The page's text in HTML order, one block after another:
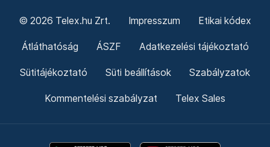
© 2026 Telex.hu Zrt. Impresszum Etikai kódex
Átláthatóság ÁSZF Adatkezelési tájékoztató
Sütitájékoztató Süti beállítások Szabályzatok
Kommentelési szabályzat Telex Sales